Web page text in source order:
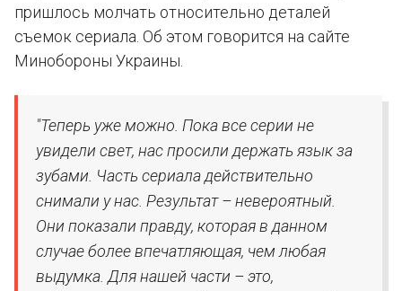
пришлось молчать относительно деталей
съемок сериала. Об этом говорится на сайте
Минобороны Украины.
"Теперь уже можно. Пока все серии не
увидели свет, нас просили держать язык за
зубами. Часть сериала действительно
снимали у нас. Результат – невероятный.
Они показали правду, которая в данном
случае более впечатляющая, чем любая
выдумка. Для нашей части – это,